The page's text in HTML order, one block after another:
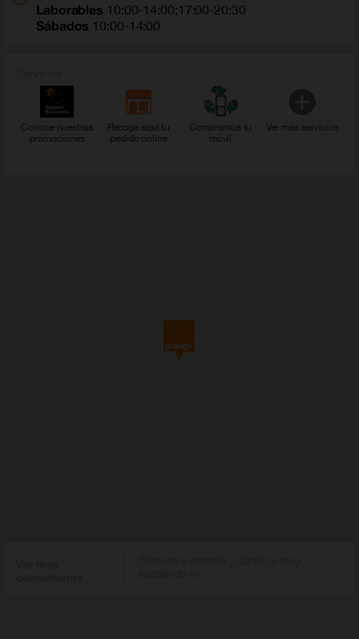
Laborables 10:00-14:00;17:00-20:30
Sábados 10:00-14:00
Conoce nuestras
promociones
Recoge aquí tu
pedido online
Compramos tu
móvil
Ver más servicios